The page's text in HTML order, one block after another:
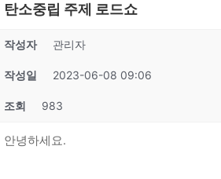
탄소중립 주제 로드쇼
작성자 관리자
작성일 2023-06-08 09:06
조회 983
안녕하세요.